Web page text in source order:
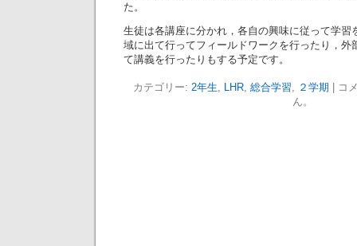
た。
生徒は各講座に分かれ，各自の興味に従って学習
域に出て行ってフィールドワークを行ったり，外
て講義を行ったりもする予定です。
カテゴリー: 2年生, LHR, 総合学習, ２学期
コ
ん。